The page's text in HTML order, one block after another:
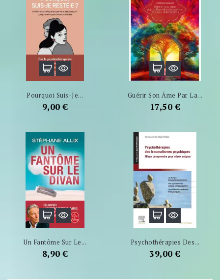
Pourquoi Suis-Je...
Prix
9,00 €
Guérir Son Âme Par La...
Prix
17,50 €
Un Fantôme Sur Le...
Prix
8,90 €
Psychothérapies Des...
Prix
39,00 €